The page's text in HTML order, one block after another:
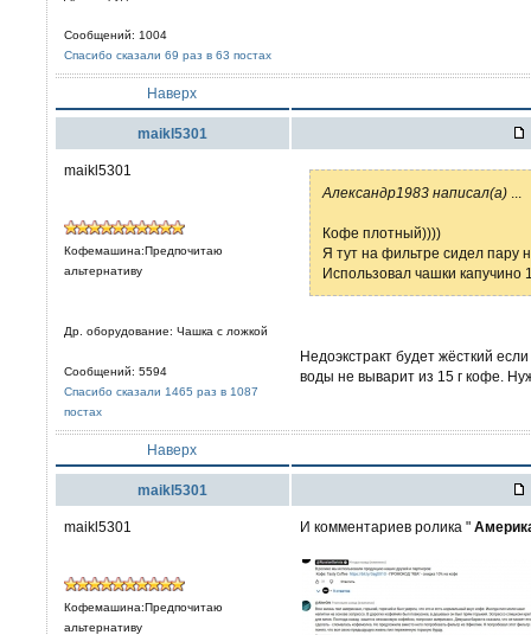
Сообщений: 1004
Спасибо сказали 69 раз в 63 постах
Наверх
maikl5301
maikl5301
Кофемашина:Предпочитаю
альтернативу
Др. оборудование: Чашка с ложкой
Сообщений: 5594
Спасибо сказали 1465 раз в 1087
постах
Александр1983 написал(а)
Кофе плотный))))
Я тут на фильтре сидел пару
Использовал чашки капучино
Недоэкстракт будет жёсткий
воды не выварит из 15 г кофе.
Наверх
maikl5301
maikl5301
Кофемашина:Предпочитаю
альтернативу
И комментариев ролика "